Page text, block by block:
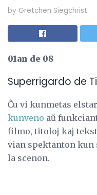
by Gretchen Siegchrist
01an de 08
Superrigardo de
Ĉu vi kunmetas
kunveno aŭ
filmo, titoloj kaj
vian spektanton
la scenon.